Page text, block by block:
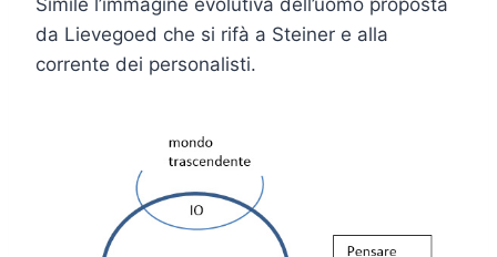
da Lievegoed che si rifà a Steiner e alla
corrente dei personalisti.